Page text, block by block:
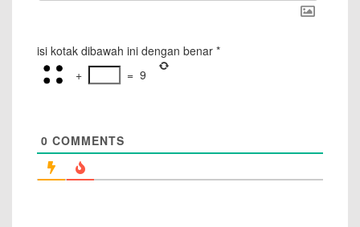
isi kotak dibawah ini dengan benar *
+
= 9
0 COMMENTS